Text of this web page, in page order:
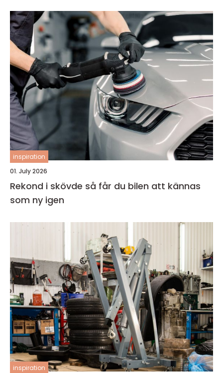
inspiration
01. July 2026
Rekond i skövde så får du bilen att kännas
som ny igen
inspiration